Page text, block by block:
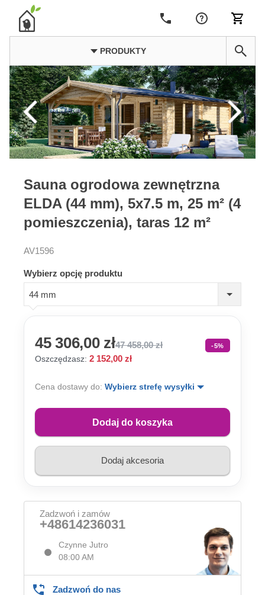
PRODUKTY
Sauna ogrodowa zewnętrzna
ELDA (44 mm), 5x7.5 m, 25 m² (4
pomieszczenia), taras 12 m²
AV1596
Wybierz opcję produktu
44 mm
45 306,00 zł47 458,00 zł -5%
Oszczędzasz: 2 152,00 zł
Cena dostawy do: Wybierz strefę wysyłki
Dodaj do koszyka
Dodaj akcesoria
Zadzwoń i zamów
+48614236031
Czynne Jutro
08:00 AM
Zadzwoń do nas